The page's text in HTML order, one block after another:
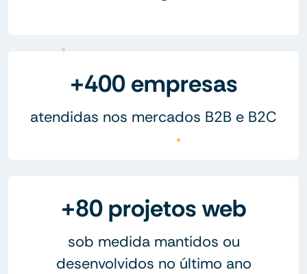
+400 empresas
atendidas nos mercados B2B e B2C
+80 projetos web
sob medida mantidos ou
desenvolvidos no último ano